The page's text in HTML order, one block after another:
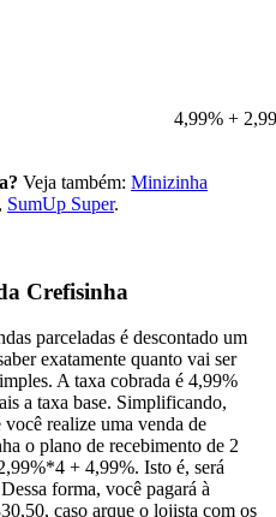
4,99% +
Veja também: Minizinha
, SumUp Super.
Crefisinha
parceladas é descontado um
exatamente quanto vai ser
A taxa cobrada é 4,99%
a taxa base. Simplificando,
realize uma venda de
o plano de recebimento de 2
+ 4,99%. Isto é, será
forma, você pagará à
caso arque o lojista com os